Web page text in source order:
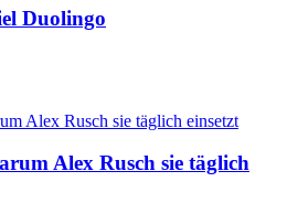
Duolingo
Alex Rusch sie täglich